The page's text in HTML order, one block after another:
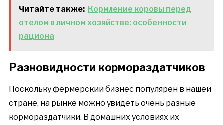
Читайте также: Кормление коровы перед
отелом в личном хозяйстве: особенности
рациона
Разновидности кормораздатчиков
Поскольку фермерский бизнес популярен в нашей
стране, на рынке можно увидеть очень разные
кормораздатчики. В домашних условиях их